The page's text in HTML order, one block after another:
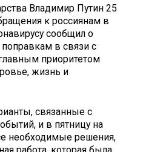
Владимир Путин 25
к россиянам в
сообщил о
в связи с
приоритетом
жизнь и
связанные с
и в пятницу на
необходимые решения,